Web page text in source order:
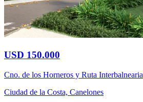
USD 150.000
Cno. de los Horneros y Ruta Interbalnearia
Ciudad de la Costa, Canelones